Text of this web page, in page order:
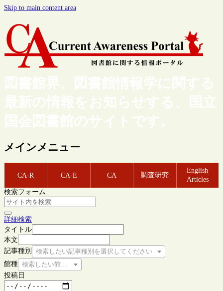
Skip to main content area
図書館界、図書館情報学に関する
最新の情報をお知らせする、国立
国会図書館のサイトです。
メインメニュー
CA-R CA-E CA 調査研究
English
Articles
検索フォーム
詳細検索
タイトル
本文
記事種別
検索したい記事種別を選択してください
館種 検索したい館種を選択してください
投稿日